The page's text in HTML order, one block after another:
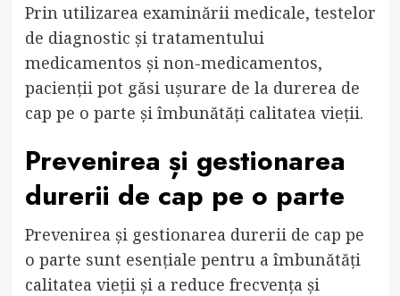
Prin utilizarea examinării medicale, testelor
de diagnostic și tratamentului
medicamentos și non-medicamentos,
pacienții pot găsi ușurare de la durerea de
cap pe o parte și îmbunătăți calitatea vieții.
Prevenirea și gestionarea
durerii de cap pe o parte
Prevenirea și gestionarea durerii de cap pe
o parte sunt esențiale pentru a îmbunătăți
calitatea vieții și a reduce frecvența și